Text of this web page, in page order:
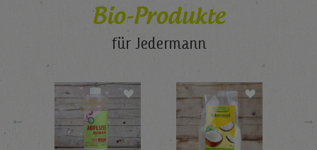
Bio-Produkte
für Jedermann
← →